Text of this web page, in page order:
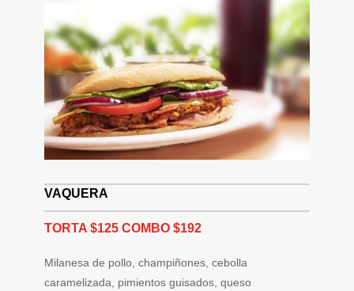
VAQUERA
TORTA $125 COMBO $192
Milanesa de pollo, champiñones, cebolla
caramelizada, pimientos guisados, queso